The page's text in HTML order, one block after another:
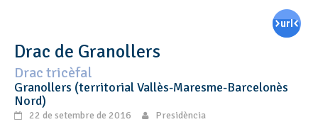
Drac de Granollers
Drac tricèfal
Granollers (territorial Vallès-Maresme-Barcelonès
Nord)
22 de setembre de 2016 Presidència